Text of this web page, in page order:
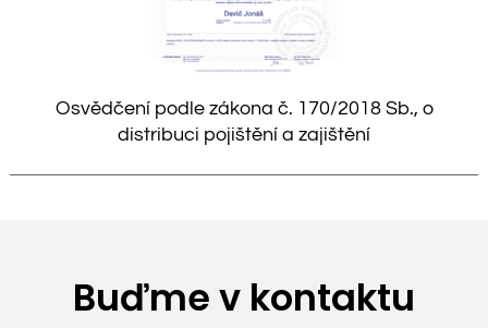
Osvědčení podle zákona č. 170/2018 Sb., o
distribuci pojištění a zajištění
Buďme v kontaktu